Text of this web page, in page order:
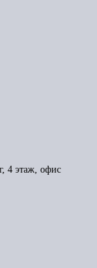
4 этаж, офис